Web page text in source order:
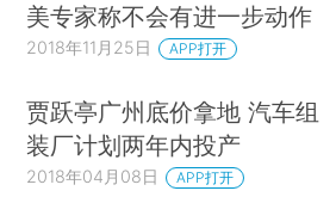
美专家称不会有进一步动作
2018年11月25日 APP打开
贾跃亭广州底价拿地 汽车组
装厂计划两年内投产
2018年04月08日 APP打开